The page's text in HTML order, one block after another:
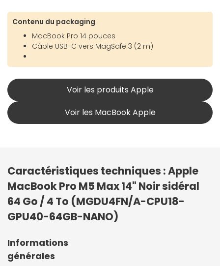
Contenu du packaging
MacBook Pro 14 pouces
Câble USB-C vers MagSafe 3 (2 m)
Voir les produits Apple
Voir les MacBook Apple
Caractéristiques techniques : Apple
MacBook Pro M5 Max 14" Noir sidéral
64 Go / 4 To (MGDU4FN/A-CPU18-
GPU40-64GB-NANO)
Informations
générales